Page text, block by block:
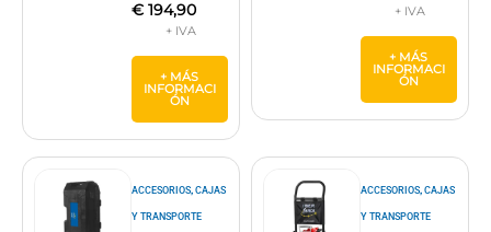
€194,90
+ MÁS
INFORMACI
ÓN
+ MÁS
INFORMACI
ÓN
ACCESORIOS, CAJAS
Y TRANSPORTE
ACCESORIOS, CAJAS
Y TRANSPORTE